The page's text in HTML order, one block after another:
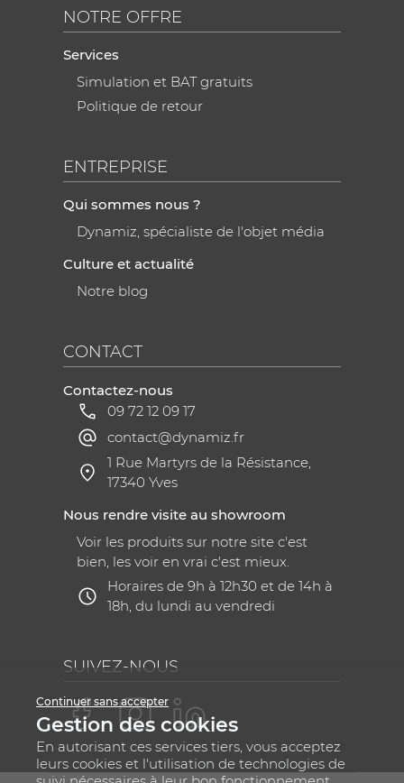
NOTRE OFFRE
Services
Simulation et BAT gratuits
Politique de retour
ENTREPRISE
Qui sommes nous ?
Dynamiz, spécialiste de l'objet média
Culture et actualité
Notre blog
CONTACT
Contactez-nous
09 72 12 09 17
contact@dynamiz.fr
1 Rue Martyrs de la Résistance,
17340 Yves
Nous rendre visite au showroom
Voir les produits sur notre site c'est
bien, les voir en vrai c'est mieux.
Horaires de 9h à 12h30 et de 14h à
18h, du lundi au vendredi
SUIVEZ-NOUS
Continuer sans accepter
Gestion des cookies
En autorisant ces services tiers, vous acceptez
leurs cookies et l'utilisation de technologies de